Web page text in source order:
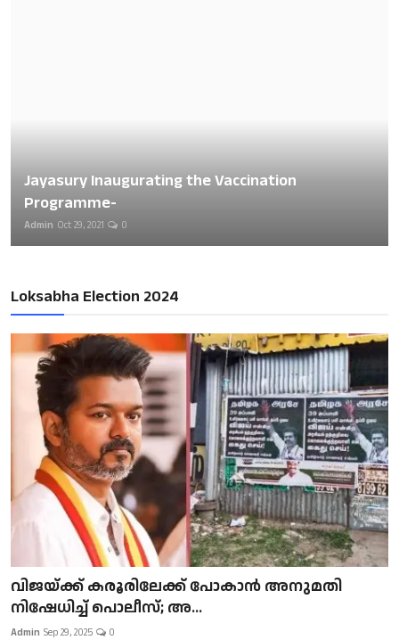
Jayasury Inaugurating the Vaccination
Programme-
Admin Oct 29, 2021 0
Loksabha Election 2024
വിജയ്ക്ക് കരൂരിലേക്ക് പോകാൻ അനുമതി
നിഷേധിച്ച് പൊലീസ്; അ...
Admin Sep 29, 2025 0